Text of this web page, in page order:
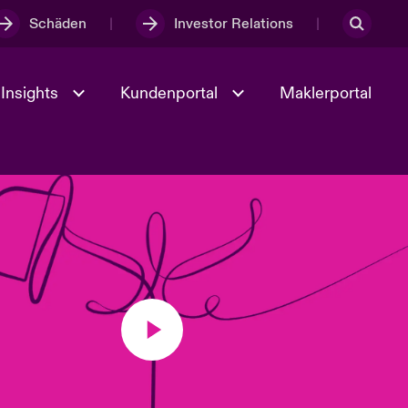
Schäden Investor Relations
Veranstaltungen
Full Spectrum Cyber
Kundenportal Maklerportal